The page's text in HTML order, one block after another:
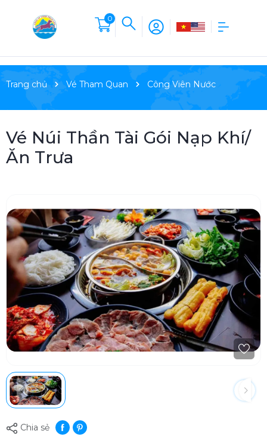
0
Trang chủ Vé Tham Quan Công Viên Nước
Vé Núi Thần Tài Gói Nạp Khí/
Ăn Trưa
Chia sẻ